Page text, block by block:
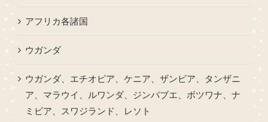
アフリカ各諸国
ウガンダ
ウガンダ、エチオピア、ケニア、ザンビア、タンザニ
ア、マラウイ、ルワンダ、ジンバブエ、ボツワナ、ナ
ミビア、スワジランド、レソト